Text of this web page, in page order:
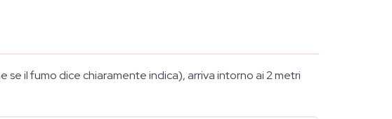
il fumo dice chiaramente indica), arriva intorno ai 2 metri